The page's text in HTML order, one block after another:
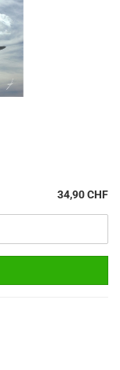
34,90 CHF